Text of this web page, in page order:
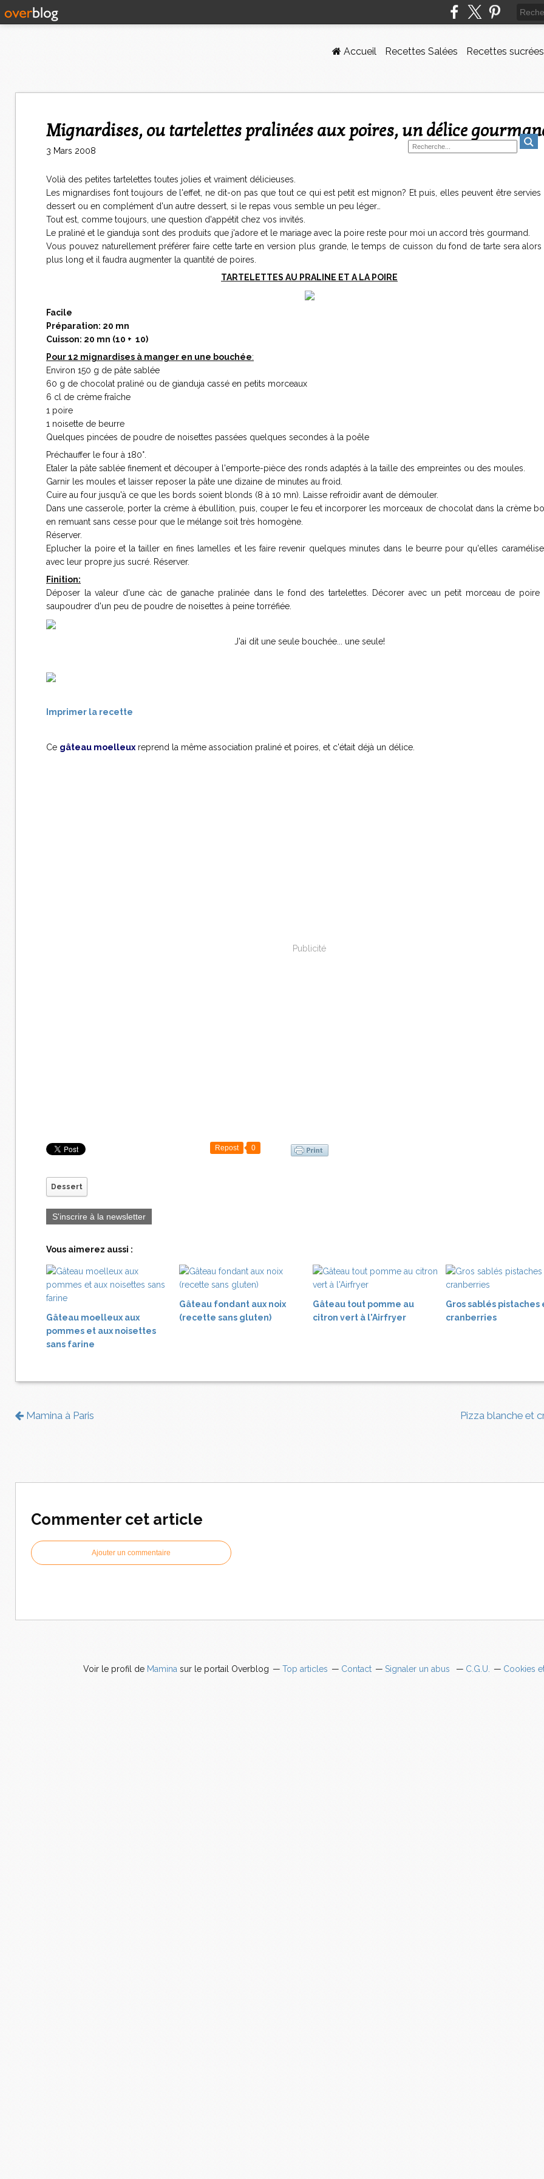
Accueil Recettes Salées Recettes sucrées
Mignardises, ou tartelettes pralinées aux poires, un délice
3 Mars 2008
Volià des petites tartelettes toutes jolies et vraiment délicieuses.
Les mignardises font toujours de l'effet, ne dit-on pas que tout ce qui est petit est mignon? Et puis, elles peuvent être servies
dessert ou en complément d'un autre dessert, si le repas vous semble un peu léger…
Tout est, comme toujours, une question d'appétit chez vos invités.
Le praliné et le gianduja sont des produits que j'adore et le mariage avec la poire reste pour moi un accord très gourmand.
Vous pouvez naturellement préférer faire cette tarte en version plus grande, le temps de cuisson du fond de tarte sera
plus long et il faudra augmenter la quantité de poires.
TARTELETTES AU PRALINE ET A LA POIRE
Facile
Préparation: 20 mn
Cuisson: 20 mn (10 + 10)
Pour 12 mignardises à manger en une bouchée:
Environ 150 g de pâte sablée
60 g de chocolat praliné ou de gianduja cassé en petits morceaux
6 cl de crème fraîche
1 poire
1 noisette de beurre
Quelques pincées de poudre de noisettes passées quelques secondes à la poêle
Préchauffer le four à 180°.
Etaler la pâte sablée finement et découper à l'emporte-pièce des ronds adaptés à la taille des empreintes ou des moules.
Garnir les moules et laisser reposer la pâte une dizaine de minutes au froid.
Cuire au four jusqu'à ce que les bords soient blonds (8 à 10 mn). Laisse refroidir avant de démouler.
Dans une casserole, porter la crème à ébullition, puis, couper le feu et incorporer les morceaux de chocolat dans la crème
en remuant sans cesse pour que le mélange soit très homogène.
Réserver.
Eplucher la poire et la tailler en fines lamelles et les faire revenir quelques minutes dans le beurre pour qu'elles
avec leur propre jus sucré. Réserver.
Finition:
Déposer la valeur d'une càc de ganache pralinée dans le fond des tartelettes. Décorer avec un petit morceau de poire
saupoudrer d'un peu de poudre de noisettes à peine torréfiée.
J'ai dit une seule bouchée... une seule!
Imprimer la recette
Ce gâteau moelleux reprend la même association praliné et poires, et c'était déjà un délice.
Publicité
Repost 0
Dessert
S'inscrire à la newsletter
Vous aimerez aussi :
Gâteau moelleux aux
pommes et aux noisettes
sans farine
Gâteau fondant aux noix
(recette sans gluten)
Gâteau tout pomme au
citron vert à l'Airfryer
Gros sablés pistaches
cranberries
Mamina à Paris Pizza blanche et
Commenter cet article
Ajouter un commentaire
Voir le profil de Mamina sur le portail Overblog Top articles Contact Signaler un abus C.G.U. Cookies